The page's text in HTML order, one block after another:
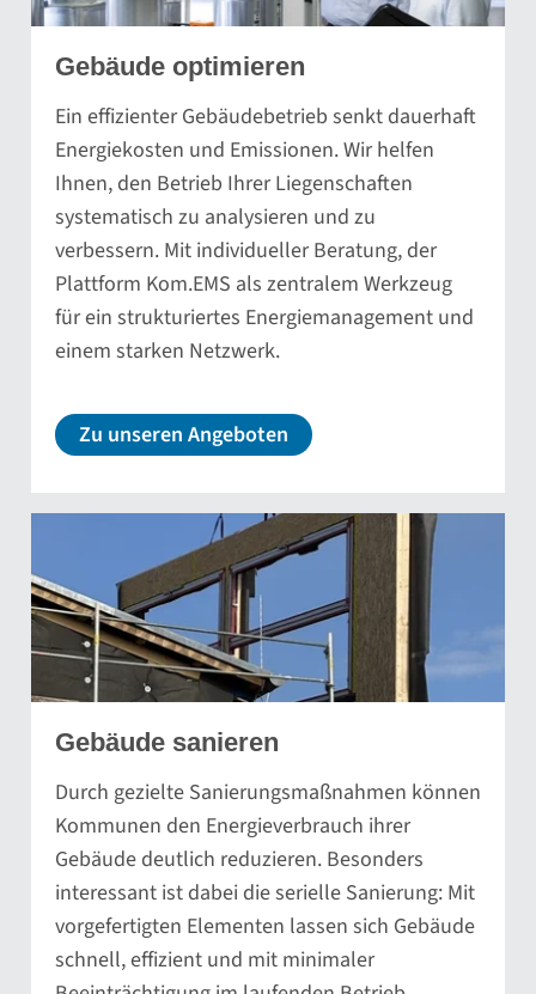
Gebäude optimieren
Ein effizienter Gebäudebetrieb senkt dauerhaft
Energiekosten und Emissionen. Wir helfen
Ihnen, den Betrieb Ihrer Liegenschaften
systematisch zu analysieren und zu
verbessern. Mit individueller Beratung, der
Plattform Kom.EMS als zentralem Werkzeug
für ein strukturiertes Energiemanagement und
einem starken Netzwerk.
Zu unseren Angeboten
Gebäude sanieren
Durch gezielte Sanierungsmaßnahmen können
Kommunen den Energieverbrauch ihrer
Gebäude deutlich reduzieren. Besonders
interessant ist dabei die serielle Sanierung: Mit
vorgefertigten Elementen lassen sich Gebäude
schnell, effizient und mit minimaler